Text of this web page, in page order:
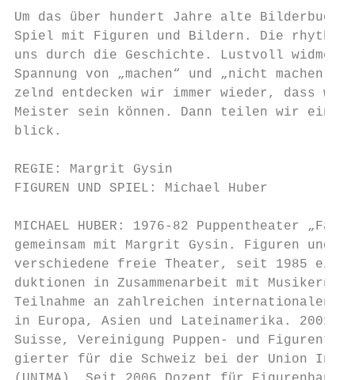
Um das über hundert Jahre alte
Spiel mit Figuren und Bildern. Die
uns durch die Geschichte. Lustvoll widmet
Spannung von „machen“ und „nicht machen“.
zelnd entdecken wir immer wieder, dass wir
Meister sein können. Dann teilen wir einen
blick.
REGIE: Margrit Gysin
FIGUREN UND SPIEL: Michael Huber
MICHAEL HUBER: 1976-82 Puppentheater
gemeinsam mit Margrit Gysin. Figuren und
verschiedene freie Theater, seit 1985
duktionen in Zusammenarbeit mit Musikern
Teilnahme an zahlreichen internationalen
in Europa, Asien und Lateinamerika. 2001-
Suisse, Vereinigung Puppen- und
gierter für die Schweiz bei der Union